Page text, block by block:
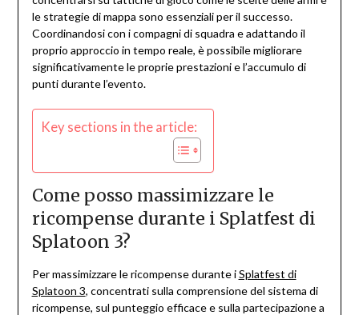
le strategie di mappa sono essenziali per il successo.
Coordinandosi con i compagni di squadra e adattando il
proprio approccio in tempo reale, è possibile migliorare
significativamente le proprie prestazioni e l’accumulo di
punti durante l’evento.
Key sections in the article:
Come posso massimizzare le
ricompense durante i Splatfest di
Splatoon 3?
Per massimizzare le ricompense durante iSplatfest di
Splatoon 3, concentrati sulla comprensione del sistema di
ricompense, sul punteggio efficace e sulla partecipazione a